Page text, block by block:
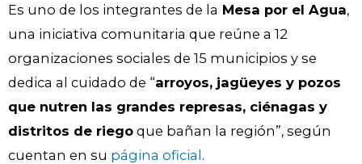
Es uno de los integrantes de la Mesa por el Agua,
una iniciativa comunitaria que reúne a 12
organizaciones sociales de 15 municipios y se
dedica al cuidado de “arroyos, jagüeyes y pozos
que nutren las grandes represas, ciénagas y
distritos de riego que bañan la región”, según
cuentan en su página oficial.